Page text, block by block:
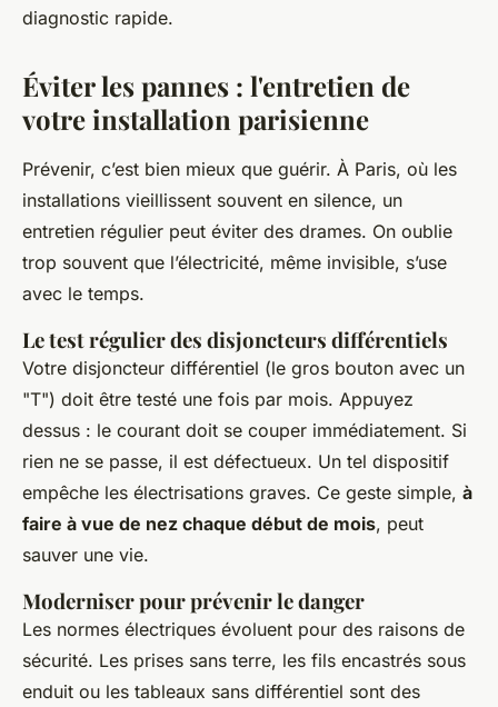
diagnostic rapide.
Éviter les pannes : l'entretien de
votre installation parisienne
Prévenir, c’est bien mieux que guérir. À Paris, où les
installations vieillissent souvent en silence, un
entretien régulier peut éviter des drames. On oublie
trop souvent que l’électricité, même invisible, s’use
avec le temps.
Le test régulier des disjoncteurs différentiels
Votre disjoncteur différentiel (le gros bouton avec un
"T") doit être testé une fois par mois. Appuyez
dessus : le courant doit se couper immédiatement. Si
rien ne se passe, il est défectueux. Un tel dispositif
empêche les électrisations graves. Ce geste simple, à
faire à vue de nez chaque début de mois, peut
sauver une vie.
Moderniser pour prévenir le danger
Les normes électriques évoluent pour des raisons de
sécurité. Les prises sans terre, les fils encastrés sous
enduit ou les tableaux sans différentiel sont des